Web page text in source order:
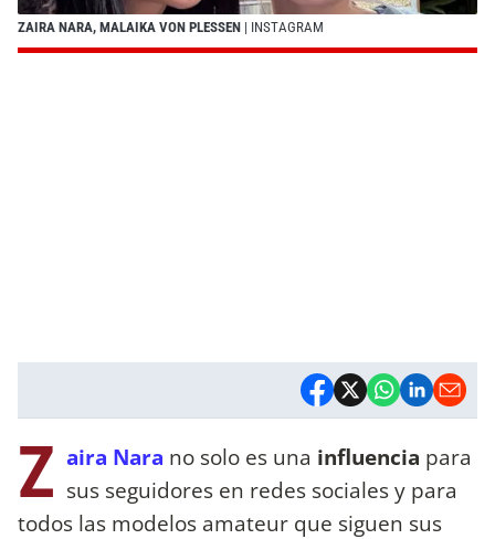
ZAIRA NARA, MALAIKA VON PLESSEN | INSTAGRAM
Z aira Nara no solo es una influencia para
sus seguidores en redes sociales y para
todos las modelos amateur que siguen sus